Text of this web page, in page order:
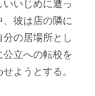
いじめに遭っ
彼は店の隣に
の居場所とし
立への転校を
ようとする。